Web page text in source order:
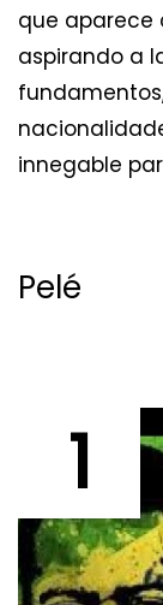
que aparece
aspirando a
innegable
Pelé
1